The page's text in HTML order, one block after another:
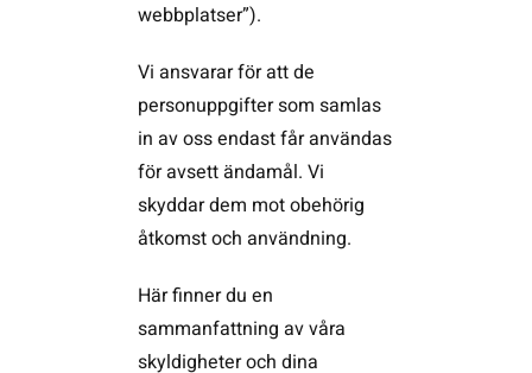
webbplatser”).
Vi ansvarar för att de
personuppgifter som samlas
in av oss endast får användas
för avsett ändamål. Vi
skyddar dem mot obehörig
åtkomst och användning.
Här finner du en
sammanfattning av våra
skyldigheter och dina